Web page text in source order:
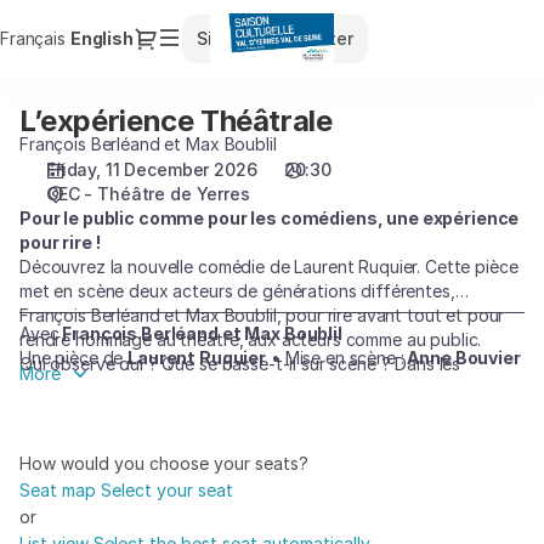
Français Current
English Dialog
Sign in Register
selection
Théâtre
de
Yerres
11.12.2026
20:30
L’expérience
Théâtrale]
du
Val
d'Yerres
L’expérience
Théâtrale
L’expérience Théâtrale
François Berléand et Max Boublil
Friday, 11 December 2026
20:30
CEC - Théâtre de Yerres
Pour le public comme pour les comédiens, une expérience
pour rire !
Découvrez la nouvelle comédie de Laurent Ruquier. Cette pièce
met en scène deux acteurs de générations différentes,
François Berléand et Max Boublil, pour rire avant tout et pour
rendre hommage au théâtre, aux acteurs comme au public.
Qui observe qui ? Que se passe-t-il sur scène ? Dans les
pour s’en amuser tous ensemble !
AvecFrançois Berléand et Max Boublil
Une pièce deLaurent Ruquier• Mise en scène :Anne Bouvier
More
How would you choose your seats?
Seat map Select your seat
or